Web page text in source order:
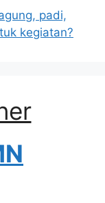
padi,
kegiatan?